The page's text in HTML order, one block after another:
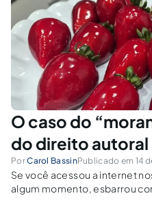
O caso do
do direito autoral
PorCarol BassinPublicado em 14
Se você acessou a internet
algum momento, esbarrou